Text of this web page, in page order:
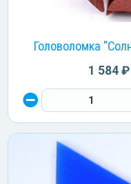
Головоломка
1 584 ₽